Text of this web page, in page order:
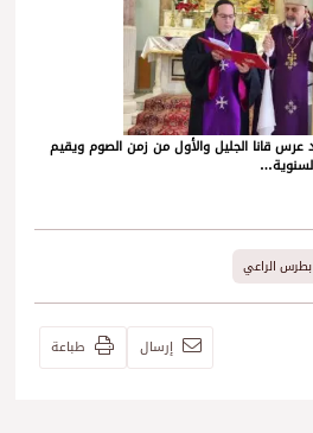
عرس قانا الجليل والأول من زمن الصوم ويقيم
بطرس الراعي
إرسال طباعة